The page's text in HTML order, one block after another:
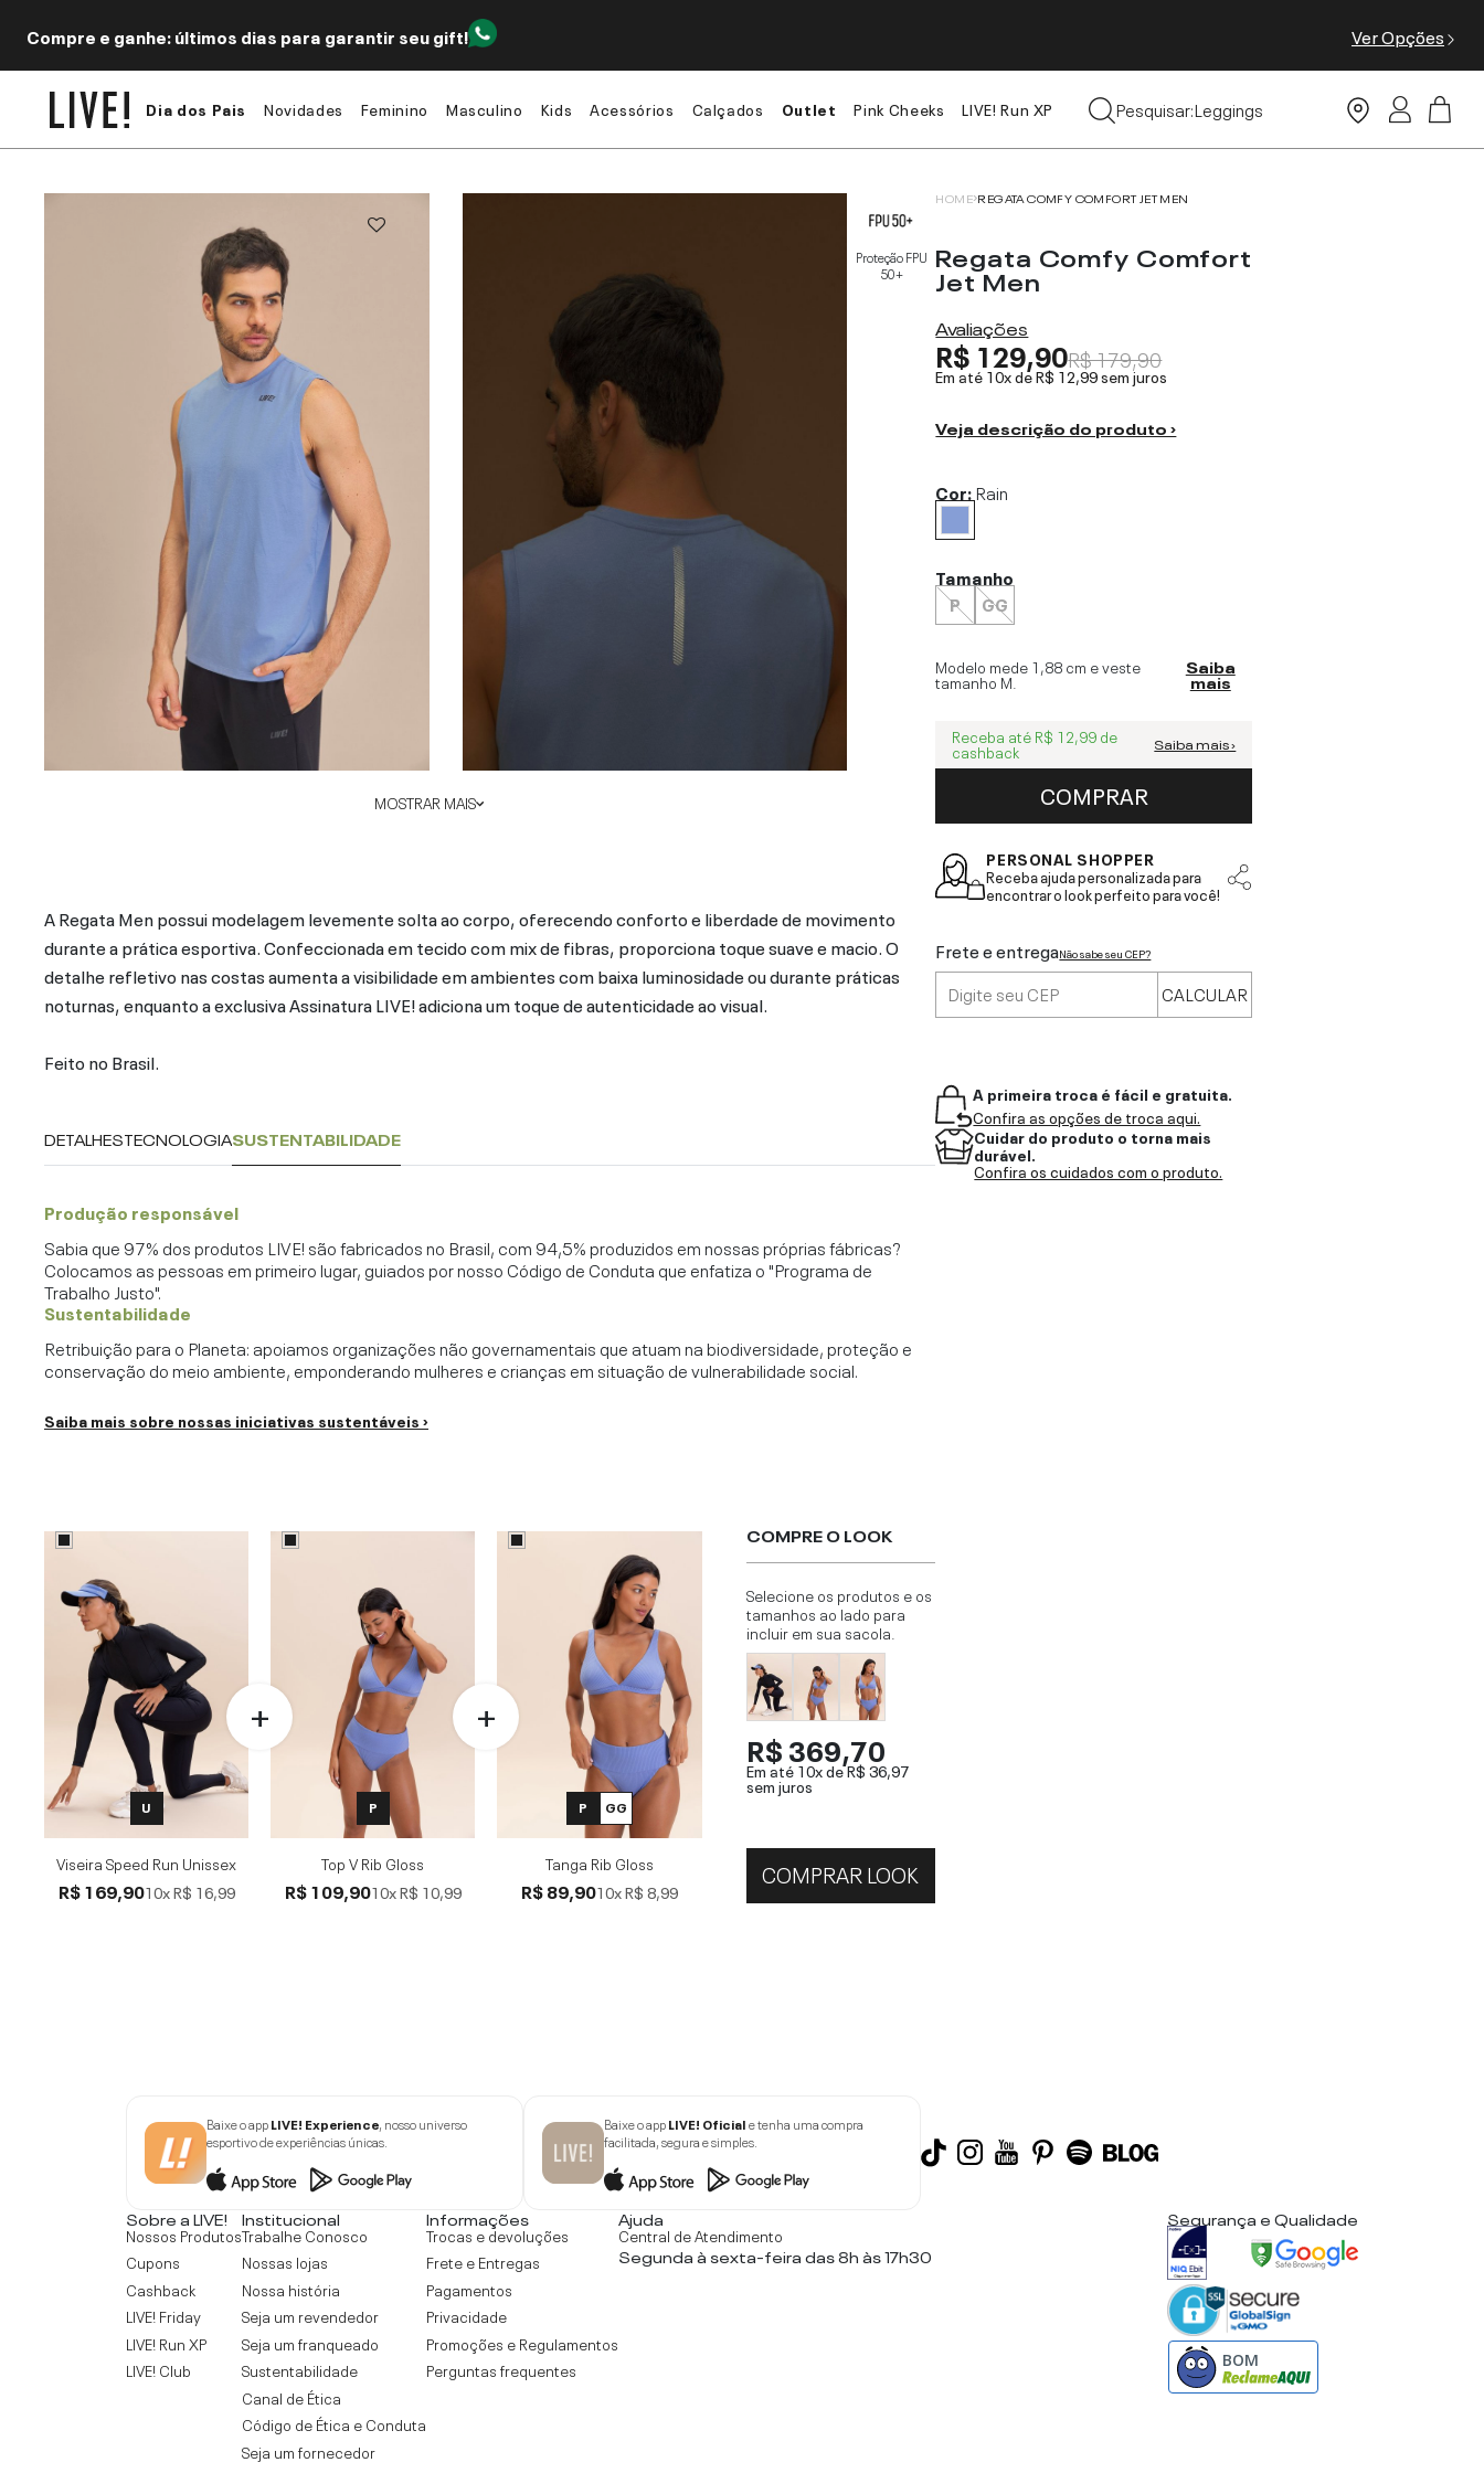
Compre e ganhe: últimos dias para garantir seu gift! Ver Opções
Dia dos Pais Novidades Feminino Masculino Kids Acessórios Calçados Outlet Pink Cheeks LIVE! Run XP
Pesquisar:
Tops
Leggings
MOSTRAR MAIS
Proteção FPU
50+
A Regata Men possui modelagem levemente solta ao corpo, oferecendo conforto e liberdade de movimento
durante a prática esportiva. Confeccionada em tecido com mix de fibras, proporciona toque suave e macio. O
detalhe refletivo nas costas aumenta a visibilidade em ambientes com baixa luminosidade ou durante práticas
noturnas, enquanto a exclusiva Assinatura LIVE! adiciona um toque de autenticidade ao visual.
Feito no Brasil.
DETALHESTECNOLOGIASUSTENTABILIDADE
Produção responsável
Sabia que 97% dos produtos LIVE! são fabricados no Brasil, com 94,5% produzidos em nossas próprias fábricas?
Colocamos as pessoas em primeiro lugar, guiados por nosso Código de Conduta que enfatiza o "Programa de
Trabalho Justo".
Sustentabilidade
Retribuição para o Planeta: apoiamos organizações não governamentais que atuam na biodiversidade, proteção e
conservação do meio ambiente, emponderando mulheres e crianças em situação de vulnerabilidade social.
Saiba mais sobre nossas iniciativas sustentáveis ›
U
Viseira Speed Run Unissex
R$ 169,9010xR$ 16,99
P
Top V Rib Gloss
R$ 109,9010xR$ 10,99
P GG
Tanga Rib Gloss
R$ 89,9010xR$ 8,99
COMPRE O LOOK
Selecione os produtos e os
tamanhos ao lado para
incluir em sua sacola.
R$ 369,70
Em até 10x deR$ 36,97
sem juros
COMPRAR LOOK
HOME REGATA COMFY COMFORT JET MEN
Regata Comfy Comfort
Jet Men
Avaliações
R$ 129,90R$ 179,90
Em até 10x deR$ 12,99sem juros
Veja descrição do produto ›
Cor:Rain
Tamanho
P
GG
Modelo mede 1,88 cm e veste
tamanho M
Saiba
mais
Receba até R$ 12,99 de
cashback Saiba mais ›
COMPRAR
PERSONAL SHOPPER
Receba ajuda personalizada para
encontrar o look perfeito para você!
Frete e entregaNão sabe seu CEP?
CALCULAR
A primeira troca é fácil e gratuita.
Confira as opções de troca aqui.
Cuidar do produto o torna mais
durável.
Confira os cuidados com o produto.
Baixe o appLIVE! Experience, nosso universo
esportivo de experiências únicas.
Baixe o appLIVE! Oficiale tenha uma compra
facilitada, segura e simples.
Sobre a LIVE!
Nossos Produtos
Cupons
Cashback
LIVE! Friday
LIVE! Run XP
LIVE! Club
Institucional
Trabalhe Conosco
Nossas lojas
Nossa história
Seja um revendedor
Seja um franqueado
Sustentabilidade
Canal de Ética
Código de Ética e Conduta
Seja um fornecedor
Informações
Trocas e devoluções
Frete e Entregas
Pagamentos
Privacidade
Promoções e Regulamentos
Perguntas frequentes
Ajuda
Central de Atendimento
Segunda à sexta-feira das 8h às 17h30
Segurança e Qualidade
BOM